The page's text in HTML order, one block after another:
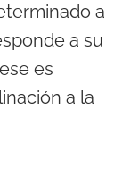
a
a su
es
a la